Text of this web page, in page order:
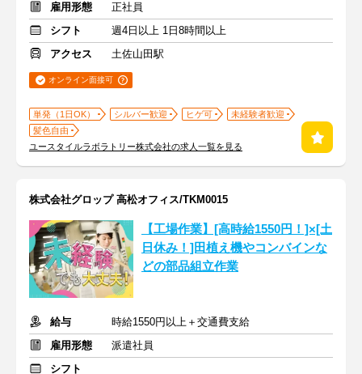
雇用形態
正社員
シフト
週4日以上 1日8時間以上
アクセス
土佐山田駅
オンライン面接可
単発（1日OK） シルバー歓迎 ヒゲ可
未経験者歓迎
髪色自由
ユースタイルラボラトリー株式会社の求人一覧を見る
株式会社グロップ 高松オフィス/TKM0015
【工場作業】[高時給1550円！]×[土
日休み！]田植え機やコンバインな
どの部品組立作業
給与
時給1550円以上＋交通費支給
雇用形態
派遣社員
シフト